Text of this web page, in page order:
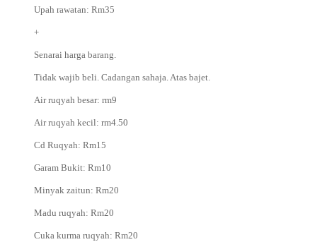
Upah rawatan: Rm35
+
Senarai harga barang.
Tidak wajib beli. Cadangan sahaja. Atas bajet.
Air ruqyah besar: rm9
Air ruqyah kecil: rm4.50
Cd Ruqyah: Rm15
Garam Bukit: Rm10
Minyak zaitun: Rm20
Madu ruqyah: Rm20
Cuka kurma ruqyah: Rm20